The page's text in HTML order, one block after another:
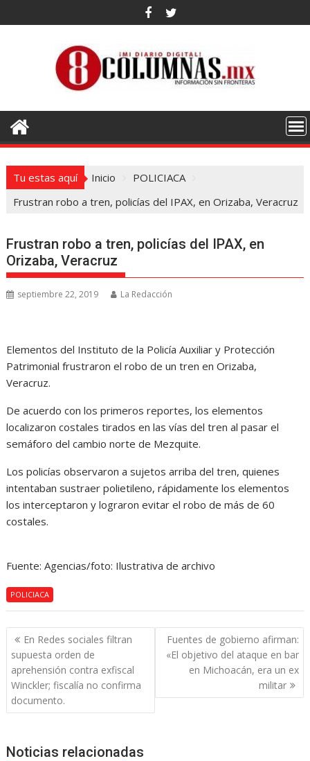
al
Tu estas aquí Inicio
POLICIACA
Frustran robo a tren, policías del IPAX, en Orizaba, Veracruz
Frustran robo a tren, policías del IPAX, en
Orizaba, Veracruz
septiembre 22, 2019 La Redacción
Elementos del Instituto de la Policía Auxiliar y Protección
Patrimonial frustraron el robo de un tren en Orizaba,
Veracruz.
De acuerdo con los primeros reportes, los elementos
localizaron costales tirados en las vías del tren al pasar el
semáforo del cambio norte de Mezquite.
Los policías observaron a sujetos arriba del tren, quienes
intentaban sustraer polietileno, rápidamente los elementos
los interceptaron y lograron evitar el robo de más de 60
costales.
Fuente: Agencias/foto: Ilustrativa de archivo
POLICIACA
Navegación
de
entradas
En Redes sociales filtran
supuesta orden de
aprehensión contra exfiscal
Winckler; fiscalía no confirma
documento.
Fuentes de gobierno afirman:
«El objetivo del ataque en bar
en Michoacán, era un ex
militar
Noticias relacionadas